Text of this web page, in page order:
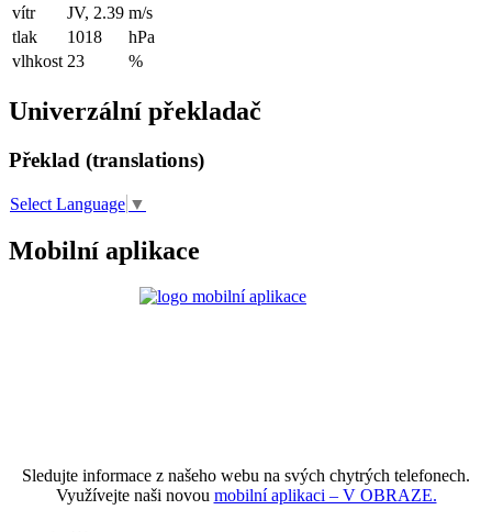
vítr
JV, 2.39 m/s
tlak
1018
hPa
vlhkost 23 %
Univerzální překladač
Překlad (translations)
Select Language ▼
Mobilní aplikace
Sledujte informace z našeho webu na svých chytrých telefonech.
Využívejte naši novou mobilní aplikaci – V OBRAZE.